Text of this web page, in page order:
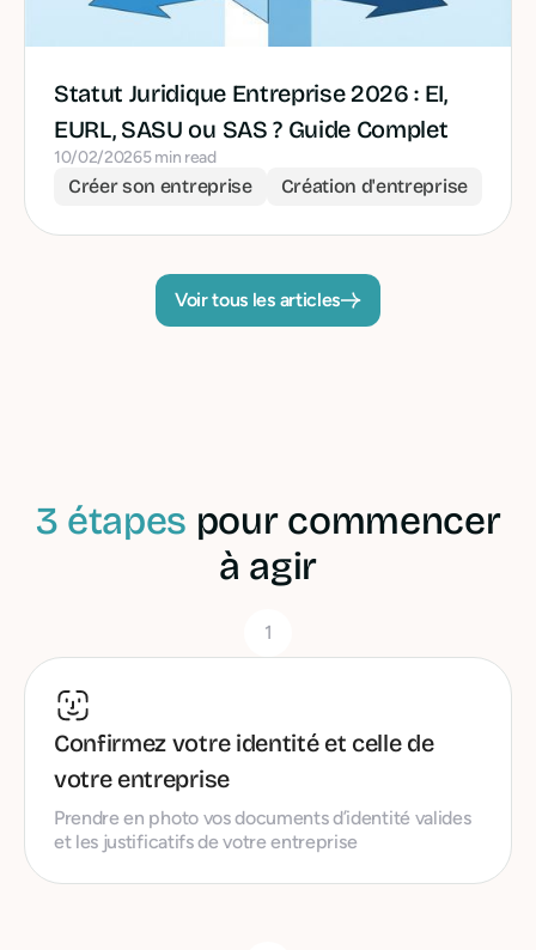
Statut Juridique Entreprise 2026 : EI,
EURL, SASU ou SAS ? Guide Complet
10/02/20265 min read
Créer son entreprise Création d'entreprise
Voir tous les articles
3 étapes pour commencer
à agir
1
Confirmez votre identité et celle de
votre entreprise
Prendre en photo vos documents d’identité valides
et les justificatifs de votre entreprise